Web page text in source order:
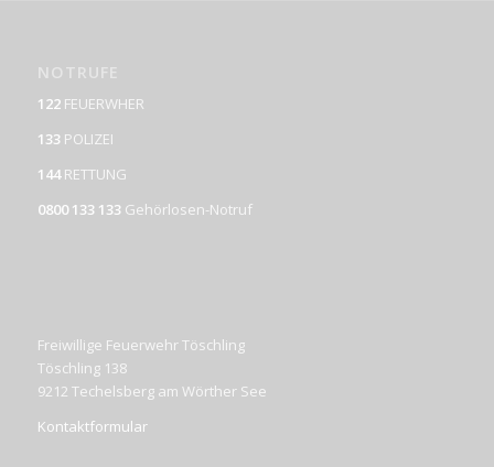
NOTRUFE
122FEUERWHER
133POLIZEI
144RETTUNG
0800 133 133 Gehörlosen-Notruf
Freiwillige Feuerwehr Töschling
Töschling 138
9212 Techelsberg am Wörther See
Kontaktformular